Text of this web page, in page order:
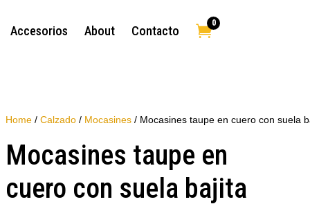
Accesorios About Contacto 
0
Home/ Calzado/ Mocasines/ Mocasines taupe en cuero con suela
Mocasines taupe en
cuero con suela bajita